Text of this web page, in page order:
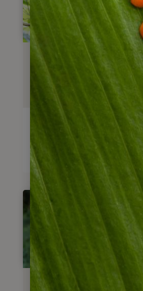
Individualreise mit Transfers
Costa Rica zum
15 Tage
1.875
Reise anschauen
Reisebaustein/Wanderreise
Trekking Tour im